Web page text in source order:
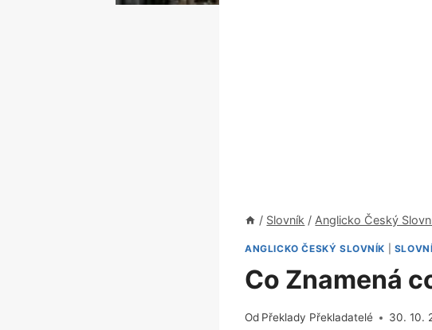
/ Slovník / Anglicko Český
ANGLICKO ČESKÝ SLOVNÍK
Co Znamená
Od Překlady Překladatelé 30. 10.